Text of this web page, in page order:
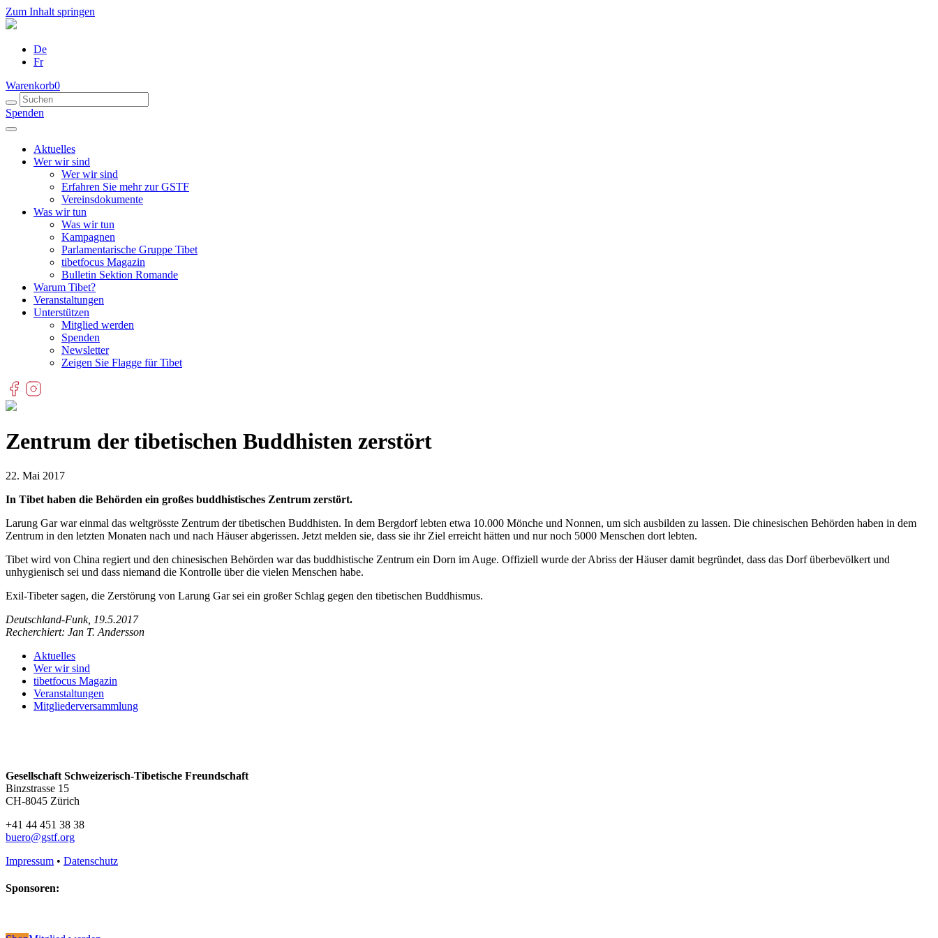
Zum Inhalt springen
De
Fr
Warenkorb0
Spenden
Aktuelles
Wer wir sind
Wer wir sind
Erfahren Sie mehr zur GSTF
Vereinsdokumente
Was wir tun
Was wir tun
Kampagnen
Parlamentarische Gruppe Tibet
tibetfocus Magazin
Bulletin Sektion Romande
Warum Tibet?
Veranstaltungen
Unterstützen
Mitglied werden
Spenden
Newsletter
Zeigen Sie Flagge für Tibet
Zentrum der tibetischen Buddhisten zerstört
22. Mai 2017
In Tibet haben die Behörden ein großes buddhistisches Zentrum zerstört.
Larung Gar war einmal das weltgrösste Zentrum der tibetischen Buddhisten. In dem Bergdorf lebten etwa 10.000 Mönche und Nonnen, um sich ausbilden zu lassen. Die chinesischen Behörden haben in dem
Zentrum in den letzten Monaten nach und nach Häuser abgerissen. Jetzt melden sie, dass sie ihr Ziel erreicht hätten und nur noch 5000 Menschen dort lebten.
Tibet wird von China regiert und den chinesischen Behörden war das buddhistische Zentrum ein Dorn im Auge. Offiziell wurde der Abriss der Häuser damit begründet, dass das Dorf überbevölkert und
unhygienisch sei und dass niemand die Kontrolle über die vielen Menschen habe.
Exil-Tibeter sagen, die Zerstörung von Larung Gar sei ein großer Schlag gegen den tibetischen Buddhismus.
Deutschland-Funk, 19.5.2017
Recherchiert: Jan T. Andersson
Aktuelles
Wer wir sind
tibetfocus Magazin
Veranstaltungen
Mitgliederversammlung
Gesellschaft Schweizerisch-Tibetische Freundschaft
Binzstrasse 15
CH-8045 Zürich
+41 44 451 38 38
buero@gstf.org
Impressum • Datenschutz
Sponsoren: